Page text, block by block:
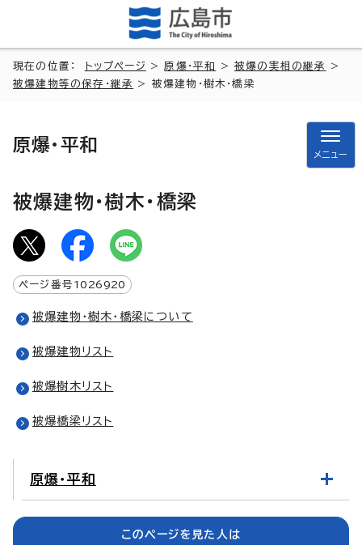
現在の位置： トップページ >原爆・平和 >被爆の実相の継承
>
被爆建物等の保存・継承
> 被爆建物・樹木・橋梁
原爆・平和
メニュー
被爆建物・樹木・橋梁
ページ番号 1026920
被爆建物・樹木・橋梁について
被爆建物リスト
被爆樹木リスト
被爆橋梁リスト
原爆・平和
このページを見た人は